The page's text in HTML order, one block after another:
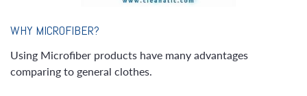
WHY MICROFIBER?
Using Microfiber products have many advantages
comparing to general clothes.